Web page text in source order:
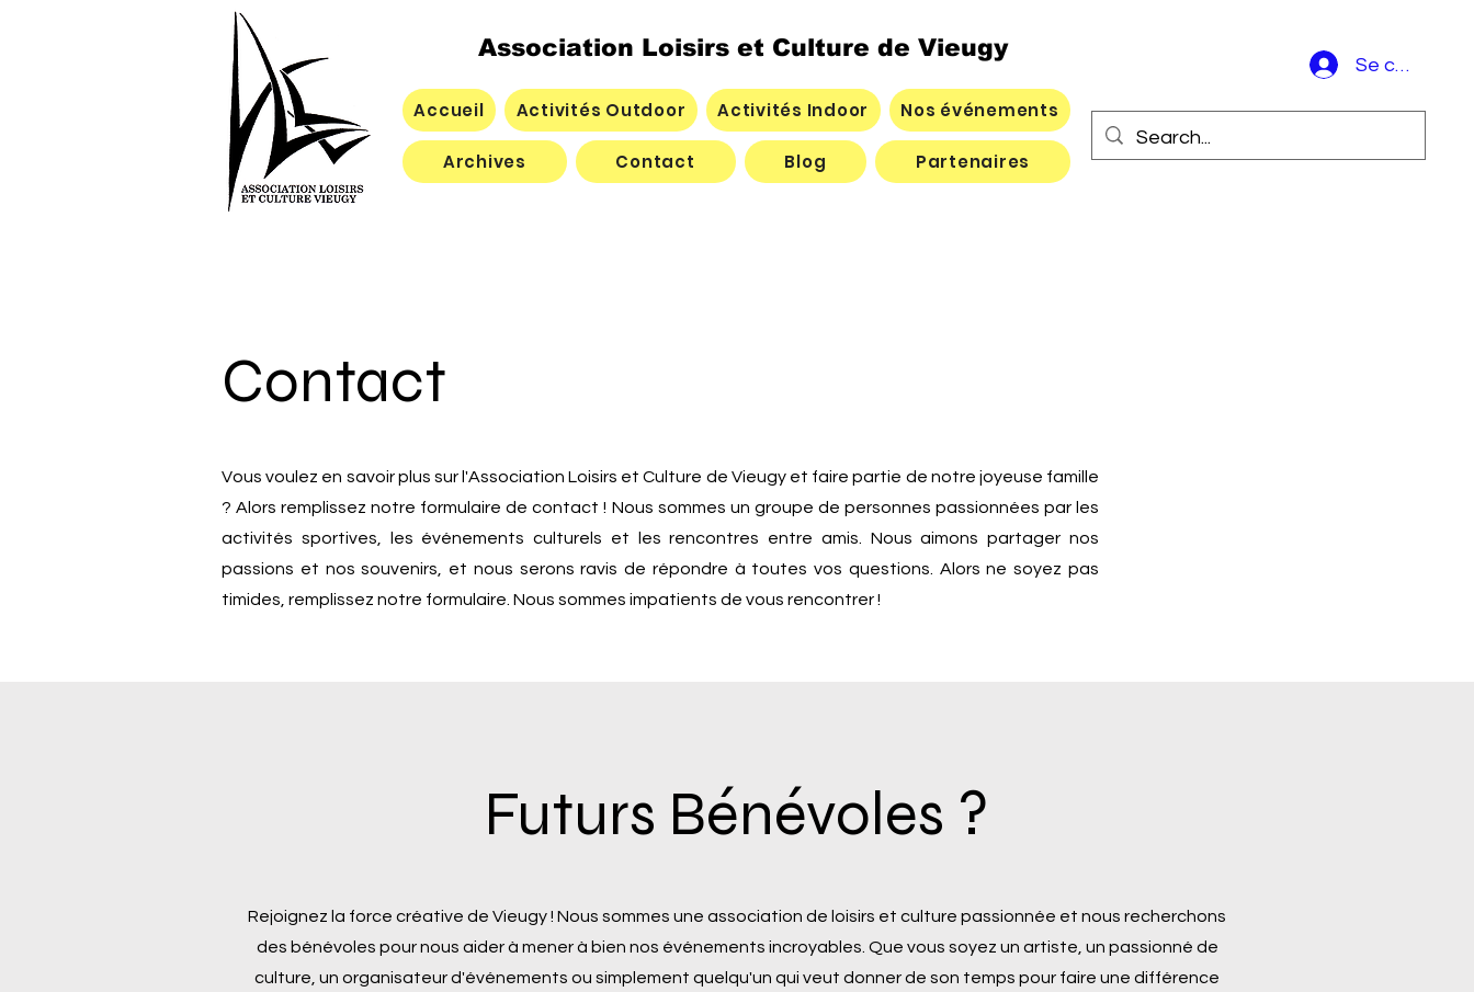
Association Loisirs et Culture de Vieugy
Accueil Activités Outdoor Activités Indoor Nos événements
Archives Contact Blog Partenaires
Se
Contact
Vous voulez en savoir plus sur l'Association Loisirs et Culture de Vieugy et faire partie de notre joyeuse famille
? Alors remplissez notre formulaire de contact ! Nous sommes un groupe de personnes passionnées par les
activités sportives, les événements culturels et les rencontres entre amis. Nous aimons partager nos
passions et nos souvenirs, et nous serons ravis de répondre à toutes vos questions. Alors ne soyez pas
timides, remplissez notre formulaire. Nous sommes impatients de vous rencontrer !
Futurs Bénévoles ?
Rejoignez la force créative de Vieugy ! Nous sommes une association de loisirs et culture passionnée et nous recherchons
des bénévoles pour nous aider à mener à bien nos événements incroyables. Que vous soyez un artiste, un passionné de
culture, un organisateur d'événements ou simplement quelqu'un qui veut donner de son temps pour faire une différence